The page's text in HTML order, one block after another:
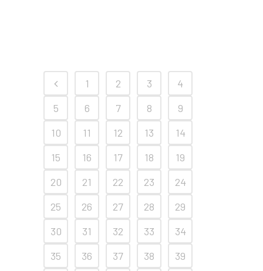
1 2 3
4
5
6 7 8
9
10
11 12 13
14
15
16 17 18
19
20
21 22 23
24
25
26 27 28
29
30
31 32 33
34
35
36 37 38
39